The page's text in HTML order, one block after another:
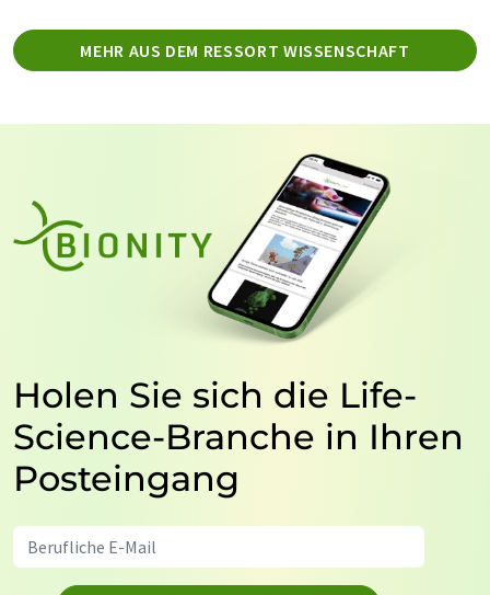
MEHR AUS DEM RESSORT WISSENSCHAFT
Holen Sie sich die Life-
Science-Branche in Ihren
Posteingang